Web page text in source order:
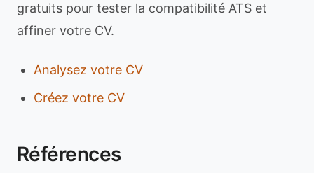
gratuits pour tester la compatibilité ATS et
affiner votre CV.
Analysez votre CV
Créez votre CV
Références